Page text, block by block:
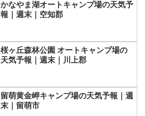
かなやま湖オートキャンプ場の天気予
報｜週末｜空知郡
桜ヶ丘森林公園 オートキャンプ場の
天気予報｜週末｜川上郡
留萌黄金岬キャンプ場の天気予報｜週
末｜留萌市